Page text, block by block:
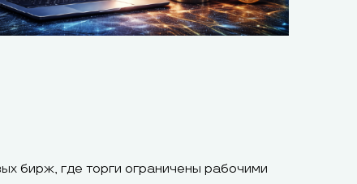
бирж, где торги ограничены рабочими